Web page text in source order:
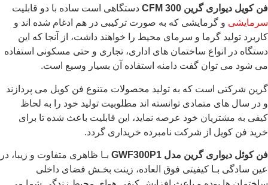
فن کویل دیواری گرین 300 CFM
دستگاهی است ساده با دو قابلیت
سرمایشی و گرمایشی که به صورت ترکیبی در هم ادغام شده اند و
کاربرد تولید گرما و سرمای محیط را خواهند داشت، از آنجا که این
دستگاه در انواع ساختمان های اداری، تجاری و حتی مسکونی استفاده
می شود می توان گفت دامنه استفاده آن بسیار وسیع است.
گرین شرکتی است که به تولید محصولات متنوع فن کویل می پردازند
و در سال های متمادی توانسته اند مطلوبیت تولید خود را به لحاظ
کیفی به مشتریان خود عرصه نماید، این قابلیت باعث شده تا برای
خرید فن کویل از شرکت نامبرده خریداری گردد.
فن کوئل دیواری گرین مدل GWF300P1 بـا ظاهری متفاوت و زیبا، در
عین سادگی بـا کیفیتی فوق العاده، زینت بخـش فضای داخلی